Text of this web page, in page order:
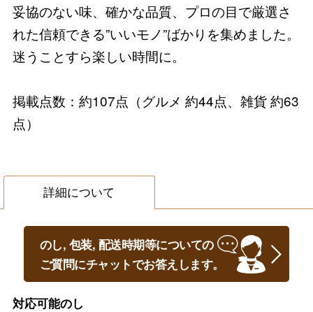
妥協のない味、確かな品質、プロの目で厳選さ
れた信頼できる”いいモノ”ばかりを集めました。
迷うことすら楽しい時間に。
掲載点数：約107点（グルメ 約44点、雑貨 約63
点）
詳細について
のし, 包装, 配送時期等についての
ご質問にチャットでお答えします。
対応可能のし